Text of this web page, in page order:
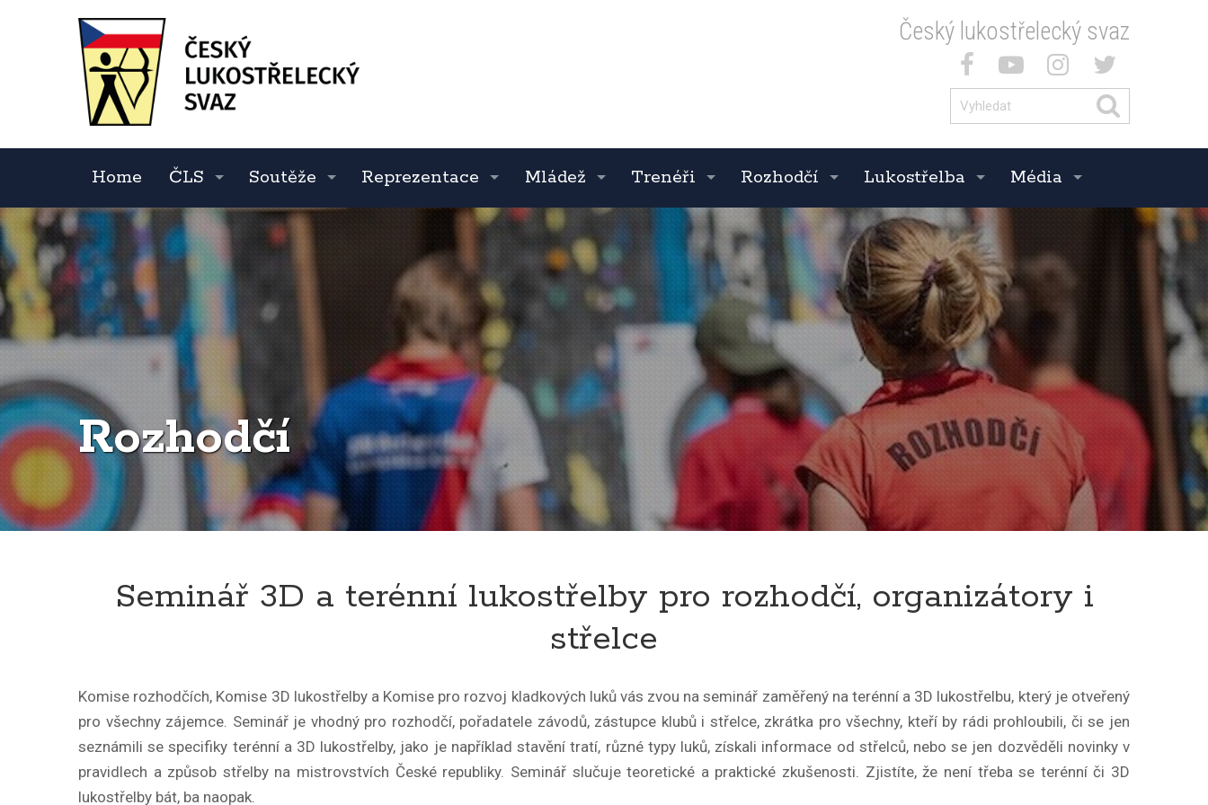
Český lukostřelecký svaz
Home ČLS Soutěže Reprezentace Mládež Trenéři Rozhodčí Lukostřelba Média
Rozhodčí
Seminář 3D a terénní lukostřelby pro rozhodčí, organizátory i
střelce
Komise rozhodčích, Komise 3D lukostřelby a Komise pro rozvoj kladkových luků vás zvou na seminář zaměřený na terénní a 3D lukostřelbu, který je otveřený
pro všechny zájemce. Seminář je vhodný pro rozhodčí, pořadatele závodů, zástupce klubů i střelce, zkrátka pro všechny, kteří by rádi prohloubili, či se jen
seznámili se specifiky terénní a 3D lukostřelby, jako je například stavění tratí, různé typy luků, získali informace od střelců, nebo se jen dozvěděli novinky v
pravidlech a způsob střelby na mistrovstvích České republiky. Seminář slučuje teoretické a praktické zkušenosti. Zjistíte, že není třeba se terénní či 3D
lukostřelby bát, ba naopak.